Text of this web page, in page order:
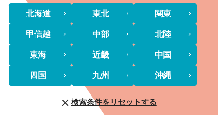
北海道 東北 関東
甲信越 中部 北陸
東海 近畿 中国
四国 九州 沖縄
検索条件をリセットする